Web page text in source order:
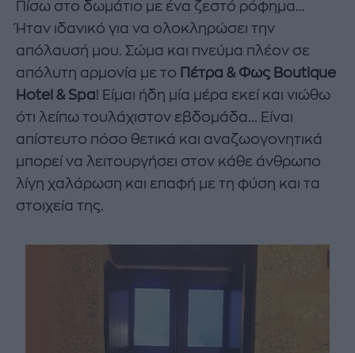
Πίσω στο δωμάτιο με ένα ζεστό ρόφημα...
Ήταν ιδανικό για να ολοκληρώσει την
απόλαυσή μου. Σώμα και πνεύμα πλέον σε
απόλυτη αρμονία με το Πέτρα & Φως Boutique
Hotel & Spa! Είμαι ήδη μία μέρα εκεί και νιώθω
ότι λείπω τουλάχιστον εβδομάδα... Είναι
απίστευτο πόσο θετικά και αναζωογονητικά
μπορεί να λειτουργήσει στον κάθε άνθρωπο
λίγη χαλάρωση και επαφή με τη φύση και τα
στοιχεία της.